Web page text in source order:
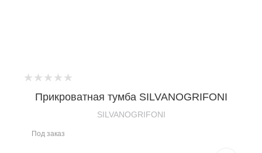
Прикроватная тумба SILVANOGRIFONI
SILVANOGRIFONI
Под заказ